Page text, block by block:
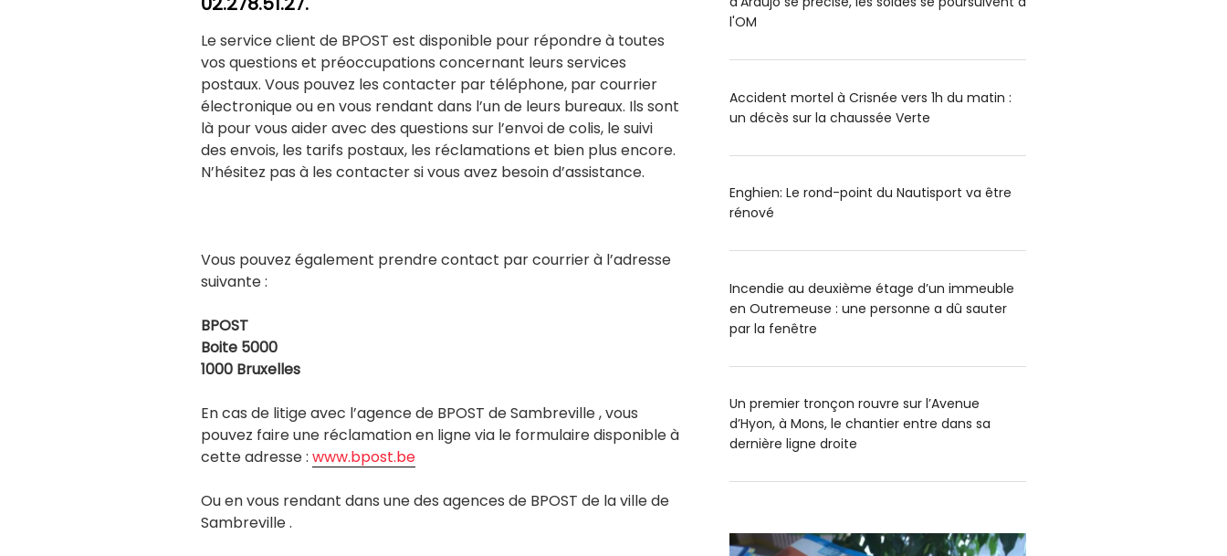
Le service client de BPOST est disponible pour répondre à toutes
vos questions et préoccupations concernant leurs services
postaux. Vous pouvez les contacter par téléphone, par courrier
électronique ou en vous rendant dans l’un de leurs bureaux. Ils sont
là pour vous aider avec des questions sur l’envoi de colis, le suivi
des envois, les tarifs postaux, les réclamations et bien plus encore.
N’hésitez pas à les contacter si vous avez besoin d’assistance.
Vous pouvez également prendre contact par courrier à l’adresse
suivante :
BPOST
Boite 5000
1000 Bruxelles
En cas de litige avec l’agence de BPOST de Sambreville , vous
pouvez faire une réclamation en ligne via le formulaire disponible à
cette adresse : www.bpost.be
Ou en vous rendant dans une des agences de BPOST de la ville de
Sambreville .
l'OM
Accident mortel à Crisnée vers 1h du matin :
un décès sur la chaussée Verte
Enghien: Le rond-point du Nautisport va être
rénové
Incendie au deuxième étage d’un immeuble
en Outremeuse : une personne a dû sauter
par la fenêtre
Un premier tronçon rouvre sur l’Avenue
d’Hyon, à Mons, le chantier entre dans sa
dernière ligne droite